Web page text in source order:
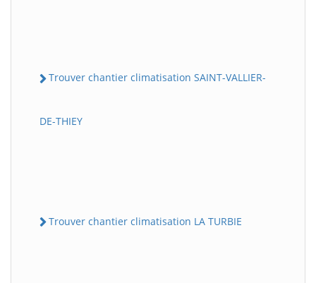
Trouver chantier climatisation SAINT-VALLIER-
DE-THIEY
Trouver chantier climatisation LA TURBIE